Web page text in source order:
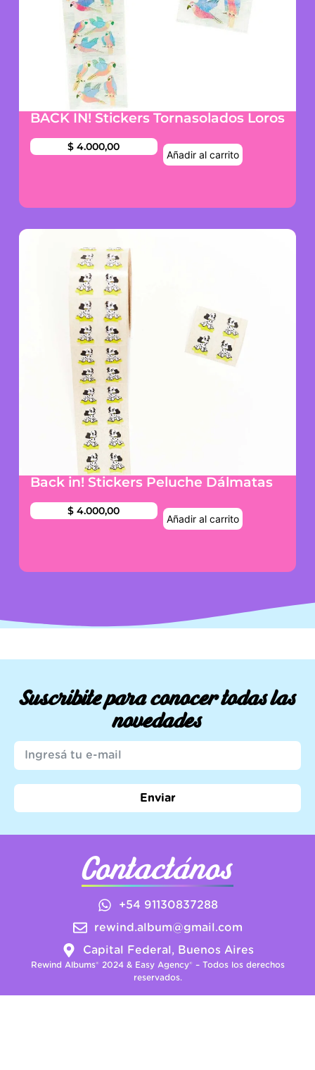
BACK IN! Stickers Tornasolados Loros
$ 4.000,00
Añadir al carrito
Back in! Stickers Peluche Dálmatas
$ 4.000,00
Añadir al carrito
Suscribite para conocer todas las
novedades
Enviar
Contactános
+54 91130837288
rewind.album@gmail.com
Capital Federal, Buenos Aires
Rewind Albums® 2024 & Easy Agency® – Todos los derechos
reservados.